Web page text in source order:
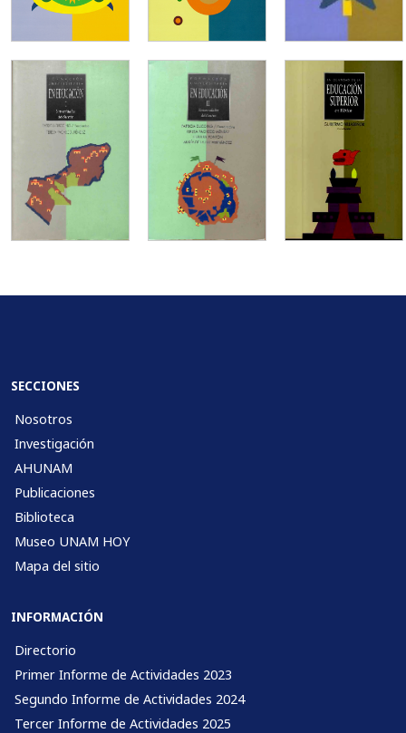
SECCIONES
Nosotros
Investigación
AHUNAM
Publicaciones
Biblioteca
Museo UNAM HOY
Mapa del sitio
INFORMACIÓN
Directorio
Primer Informe de Actividades 2023
Segundo Informe de Actividades 2024
Tercer Informe de Actividades 2025